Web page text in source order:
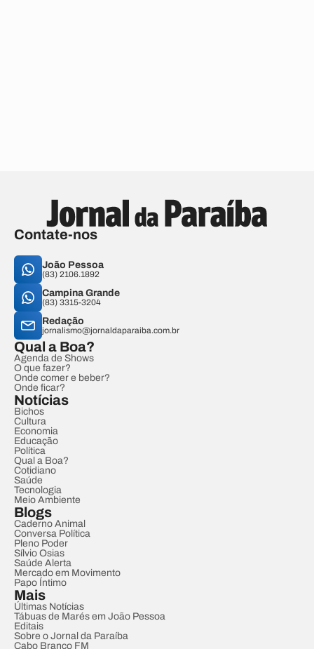
Contate-nos
João Pessoa
(83) 2106.1892
Campina Grande
(83) 3315-3204
Redação
jornalismo@jornaldaparaiba.com.br
Qual a Boa?
Agenda de Shows
O que fazer?
Onde comer e beber?
Onde ficar?
Notícias
Bichos
Cultura
Economia
Educação
Política
Qual a Boa?
Cotidiano
Saúde
Tecnologia
Meio Ambiente
Blogs
Caderno Animal
Conversa Política
Pleno Poder
Sílvio Osias
Saúde Alerta
Mercado em Movimento
Papo Íntimo
Mais
Últimas Notícias
Tábuas de Marés em João Pessoa
Editais
Sobre o Jornal da Paraíba
Cabo Branco FM